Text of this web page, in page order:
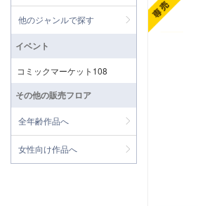
他のジャンルで探す
イベント
コミックマーケット108
その他の販売フロア
全年齢作品へ
女性向け作品へ